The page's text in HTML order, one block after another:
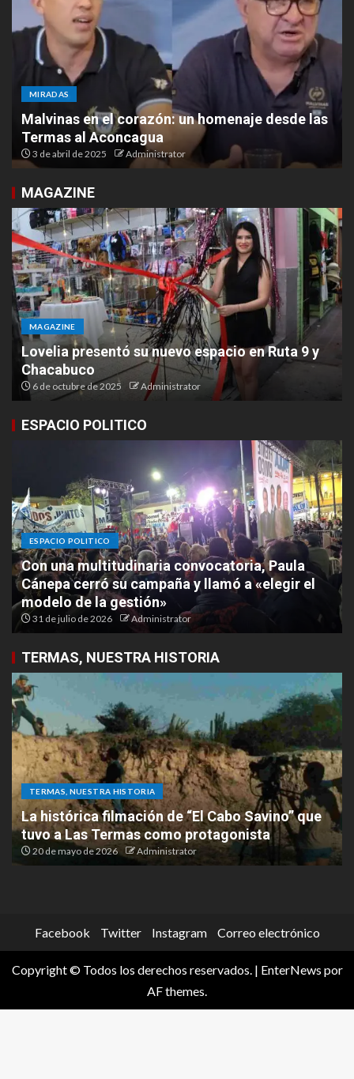
MIRADAS
Malvinas en el corazón: un homenaje desde las
Termas al Aconcagua
3 de abril de 2025 Administrator
MAGAZINE
MAGAZINE
Lovelia presentó su nuevo espacio en Ruta 9 y
Chacabuco
6 de octubre de 2025 Administrator
ESPACIO POLITICO
ESPACIO POLITICO
Con una multitudinaria convocatoria, Paula
Cánepa cerró su campaña y llamó a «elegir el
modelo de la gestión»
31 de julio de 2026 Administrator
TERMAS, NUESTRA HISTORIA
TERMAS, NUESTRA HISTORIA
La histórica filmación de “El Cabo Savino” que
tuvo a Las Termas como protagonista
20 de mayo de 2026 Administrator
Facebook Twitter Instagram Correo electrónico
Copyright © Todos los derechos reservados. | EnterNews por
AF themes.